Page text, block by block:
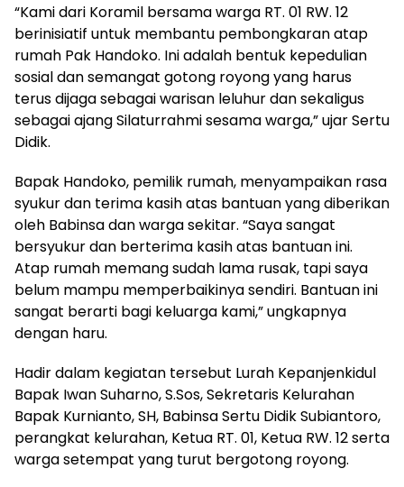
“Kami dari Koramil bersama warga RT. 01 RW. 12
berinisiatif untuk membantu pembongkaran atap
rumah Pak Handoko. Ini adalah bentuk kepedulian
sosial dan semangat gotong royong yang harus
terus dijaga sebagai warisan leluhur dan sekaligus
sebagai ajang Silaturrahmi sesama warga,” ujar Sertu
Didik.
Bapak Handoko, pemilik rumah, menyampaikan rasa
syukur dan terima kasih atas bantuan yang diberikan
oleh Babinsa dan warga sekitar. “Saya sangat
bersyukur dan berterima kasih atas bantuan ini.
Atap rumah memang sudah lama rusak, tapi saya
belum mampu memperbaikinya sendiri. Bantuan ini
sangat berarti bagi keluarga kami,” ungkapnya
dengan haru.
Hadir dalam kegiatan tersebut Lurah Kepanjenkidul
Bapak Iwan Suharno, S.Sos, Sekretaris Kelurahan
Bapak Kurnianto, SH, Babinsa Sertu Didik Subiantoro,
perangkat kelurahan, Ketua RT. 01, Ketua RW. 12 serta
warga setempat yang turut bergotong royong.